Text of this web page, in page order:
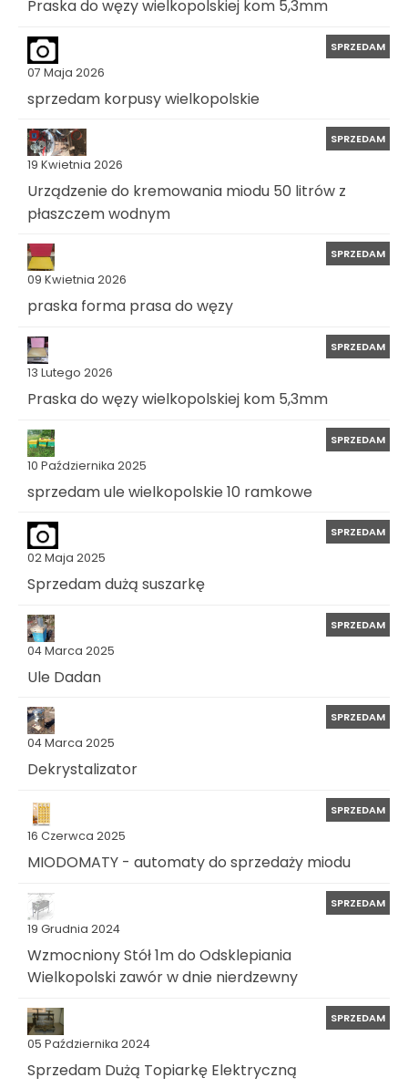
Praska do węzy wielkopolskiej kom 5,3mm
07 Maja 2026
SPRZEDAM
sprzedam korpusy wielkopolskie
19 Kwietnia 2026
SPRZEDAM
Urządzenie do kremowania miodu 50 litrów z
płaszczem wodnym
09 Kwietnia 2026
SPRZEDAM
praska forma prasa do węzy
13 Lutego 2026
SPRZEDAM
Praska do węzy wielkopolskiej kom 5,3mm
10 Października 2025
SPRZEDAM
sprzedam ule wielkopolskie 10 ramkowe
02 Maja 2025
SPRZEDAM
Sprzedam dużą suszarkę
04 Marca 2025
SPRZEDAM
Ule Dadan
04 Marca 2025
SPRZEDAM
Dekrystalizator
16 Czerwca 2025
SPRZEDAM
MIODOMATY - automaty do sprzedaży miodu
19 Grudnia 2024
SPRZEDAM
Wzmocniony Stół 1m do Odsklepiania
Wielkopolski zawór w dnie nierdzewny
05 Października 2024
SPRZEDAM
Sprzedam Dużą Topiarkę Elektryczną